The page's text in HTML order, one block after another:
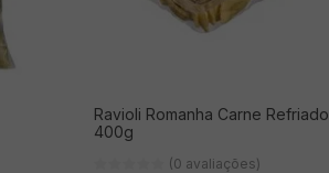
Ravioli Romanha Carne Refriado
400g
(0 avaliações)